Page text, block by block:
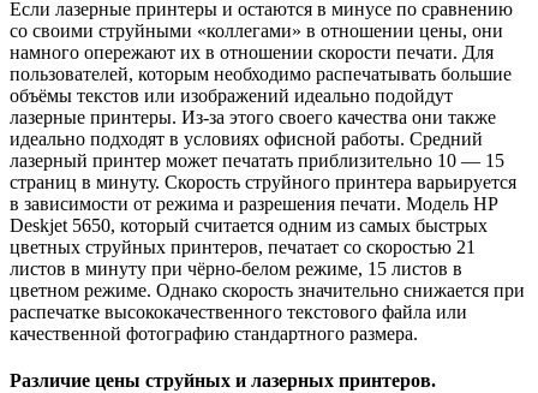
Если лазерные принтеры и остаются в минусе по сравнению
со своими струйными «коллегами» в отношении цены, они
намного опережают их в отношении скорости печати. Для
пользователей, которым необходимо распечатывать большие
объёмы текстов или изображений идеально подойдут
лазерные принтеры. Из-за этого своего качества они также
идеально подходят в условиях офисной работы. Средний
лазерный принтер может печатать приблизительно 10 — 15
страниц в минуту. Скорость струйного принтера варьируется
в зависимости от режима и разрешения печати. Модель HP
Deskjet 5650, который считается одним из самых быстрых
цветных струйных принтеров, печатает со скоростью 21
листов в минуту при чёрно-белом режиме, 15 листов в
цветном режиме. Однако скорость значительно снижается при
распечатке высококачественного текстового файла или
качественной фотографию стандартного размера.
Различие цены струйных и лазерных принтеров.